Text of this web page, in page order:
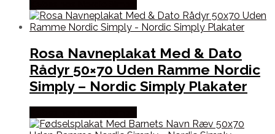
Rosa Navneplakat Med & Dato
Rådyr 50×70 Uden Ramme Nordic
Simply – Nordic Simply Plakater